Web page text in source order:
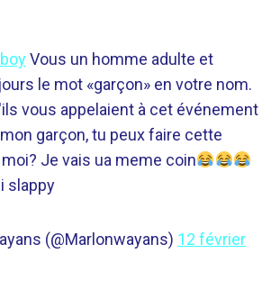
Vous un homme adulte et
le mot «garçon» en votre nom.
vous appelaient à cet événement
garçon, tu peux faire cette
Je vais ua meme coin
slappy
(@Marlonwayans) 12 février